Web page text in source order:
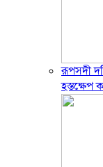
রূপসদী
হস্তক্ষেপ